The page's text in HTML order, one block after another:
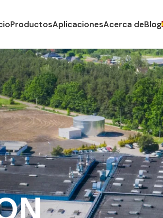
ProductosAplicacionesAcerca deBlog